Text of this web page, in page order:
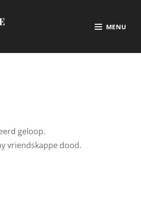
MENU
geloop.
vriendskappe dood.